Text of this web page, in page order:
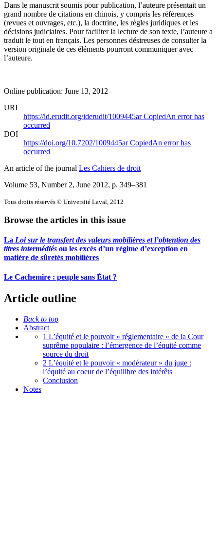
Dans le manuscrit soumis pour publication, l’auteure présentait un
grand nombre de citations en chinois, y compris les références
(revues et ouvrages, etc.), la doctrine, les règles juridiques et les
décisions judiciaires. Pour faciliter la lecture de son texte, l’auteure a
traduit le tout en français. Les personnes désireuses de consulter la
version originale de ces éléments pourront communiquer avec
l’auteure.
Online publication: June 13, 2012
URI
https://id.erudit.org/iderudit/1009445arCopiedAn error has
occurred
DOI
https://doi.org/10.7202/1009445arCopiedAn error has
occurred
An article of the journal Les Cahiers de droit
Volume 53, Number 2, June 2012, p. 349–381
Tous droits réservés © Université Laval, 2012
Browse the articles in this issue
La Loi sur le transfert des valeurs mobilières et l’obtention des
titres intermédiés ou les excès d’un régime d’exception en
matière de sûretés mobilières
Le Cachemire : peuple sans État ?
Article outline
Back to top
Abstract
1 L’équité et le pouvoir « réglementaire » de la Cour
suprême populaire : l’émergence de l’équité comme
source du droit
2 L’équité et le pouvoir « modérateur » du juge :
l’équité au coeur de l’équilibre des intérêts
Conclusion
Notes